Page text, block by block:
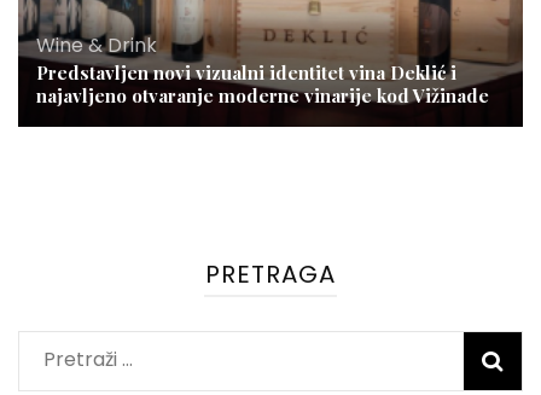
Wine & Drink
Predstavljen novi vizualni identitet vina Deklić i
najavljeno otvaranje moderne vinarije kod Vižinade
PRETRAGA
Pretraži: